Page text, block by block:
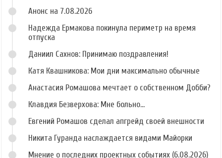
Анонс на 7.08.2026
Надежда Ермакова покинула периметр на время
отпуска
Даниил Сахнов: Принимаю поздравления!
Катя Квашникова: Мои дни максимально обычные
Анастасия Ромашова мечтает о собственном Добби?
Клавдия Безверхова: Мне больно...
Евгений Ромашов сделал апгрейд своей внешности
Никита Гуранда наслаждается видами Майорки
Мнение о последних проектных событиях (6.08.2026)